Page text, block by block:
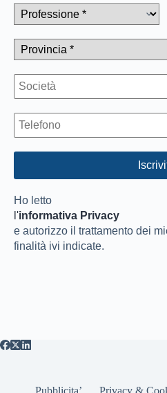
Ho letto
l'informativa Privacy
e autorizzo il trattamento dei
finalità ivi indicate.
Pubblicita’ Privacy &